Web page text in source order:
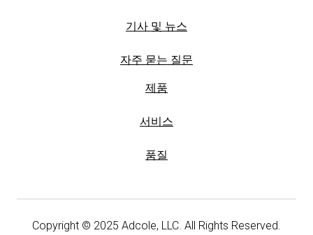
기사 및 뉴스
자주 묻는 질문
제품
서비스
품질
Copyright © 2025 Adcole, LLC. All Rights Reserved.